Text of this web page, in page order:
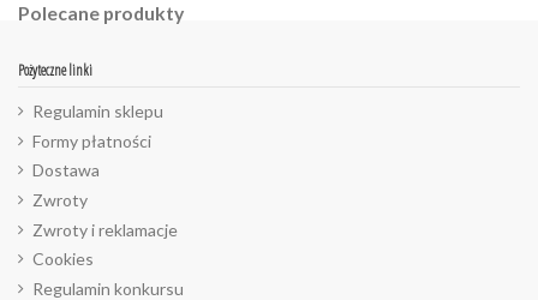
Polecane produkty
Pożyteczne linki
Regulamin sklepu
Formy płatności
Dostawa
Zwroty
Zwroty i reklamacje
Cookies
Regulamin konkursu